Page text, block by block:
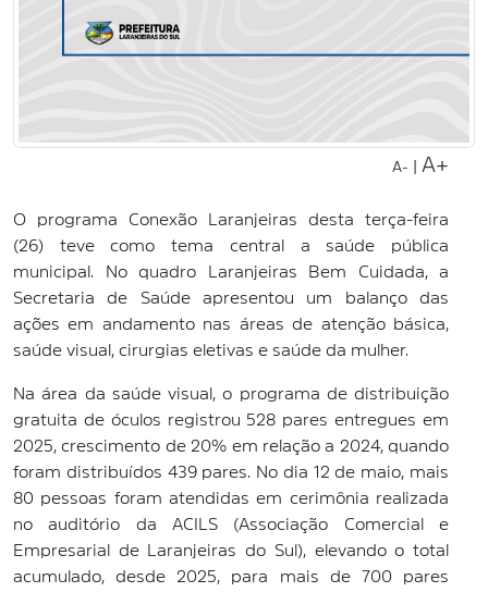
A- A+
O programa Conexão Laranjeiras desta terça-feira
(26) teve como tema central a saúde pública
municipal. No quadro Laranjeiras Bem Cuidada, a
Secretaria de Saúde apresentou um balanço das
ações em andamento nas áreas de atenção básica,
saúde visual, cirurgias eletivas e saúde da mulher.
Na área da saúde visual, o programa de distribuição
gratuita de óculos registrou 528 pares entregues em
2025, crescimento de 20% em relação a 2024, quando
foram distribuídos 439 pares. No dia 12 de maio, mais
80 pessoas foram atendidas em cerimônia realizada
no auditório da ACILS (Associação Comercial e
Empresarial de Laranjeiras do Sul), elevando o total
acumulado, desde 2025, para mais de 700 pares